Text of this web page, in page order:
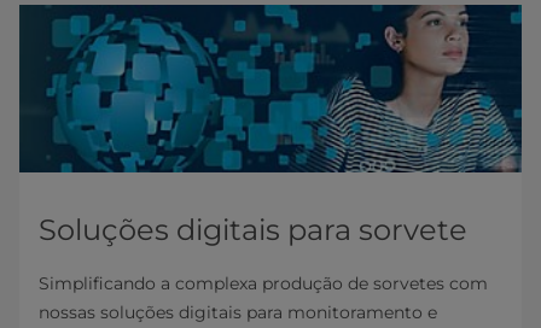
Soluções digitais para sorvete
Simplificando a complexa produção de sorvetes com
nossas soluções digitais para monitoramento e